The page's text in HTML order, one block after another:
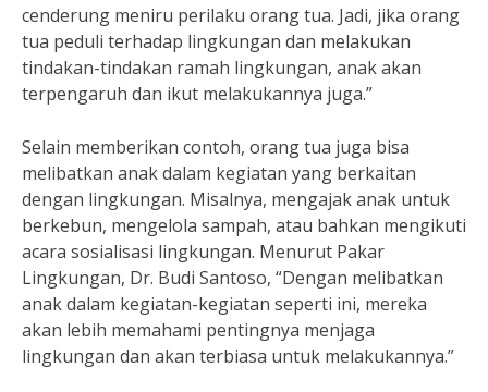
cenderung meniru perilaku orang tua. Jadi, jika orang
tua peduli terhadap lingkungan dan melakukan
tindakan-tindakan ramah lingkungan, anak akan
terpengaruh dan ikut melakukannya juga.”
Selain memberikan contoh, orang tua juga bisa
melibatkan anak dalam kegiatan yang berkaitan
dengan lingkungan. Misalnya, mengajak anak untuk
berkebun, mengelola sampah, atau bahkan mengikuti
acara sosialisasi lingkungan. Menurut Pakar
Lingkungan, Dr. Budi Santoso, “Dengan melibatkan
anak dalam kegiatan-kegiatan seperti ini, mereka
akan lebih memahami pentingnya menjaga
lingkungan dan akan terbiasa untuk melakukannya.”